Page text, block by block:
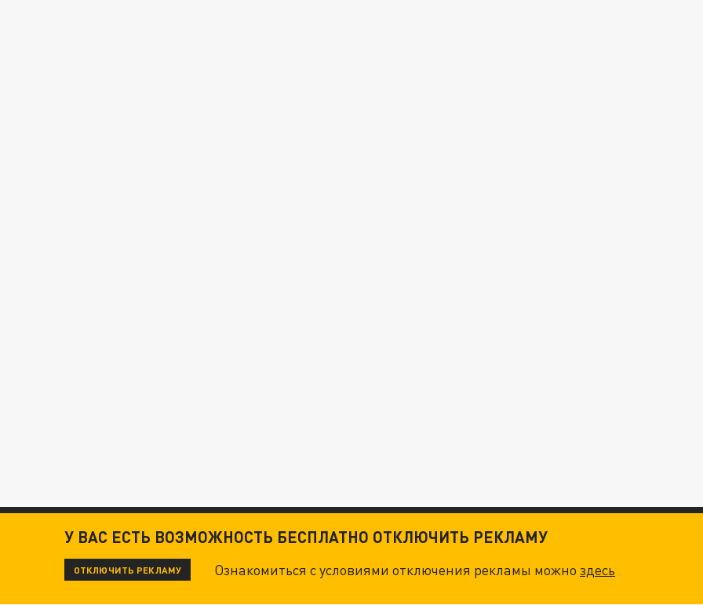
У ВАС ЕСТЬ ВОЗМОЖНОСТЬ БЕСПЛАТНО ОТКЛЮЧИТЬ РЕКЛАМУ
ОТКЛЮЧИТЬ РЕКЛАМУ Ознакомиться с условиями отключения рекламы можноздесь